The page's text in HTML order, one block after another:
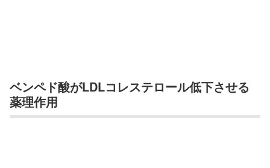
ベンペド酸がLDLコレステロール低下させる
薬理作用